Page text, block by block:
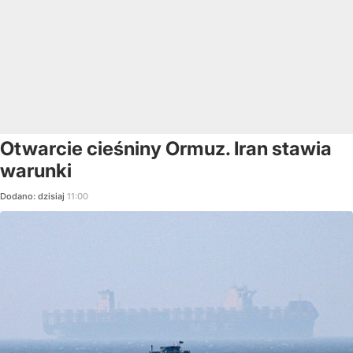
Otwarcie cieśniny Ormuz. Iran stawia
warunki
Dodano: dzisiaj 11:00